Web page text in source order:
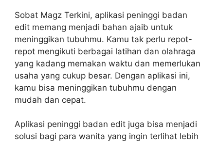
Sobat Magz Terkini, aplikasi peninggi badan
edit memang menjadi bahan ajaib untuk
meninggikan tubuhmu. Kamu tak perlu repot-
repot mengikuti berbagai latihan dan olahraga
yang kadang memakan waktu dan memerlukan
usaha yang cukup besar. Dengan aplikasi ini,
kamu bisa meninggikan tubuhmu dengan
mudah dan cepat.
Aplikasi peninggi badan edit juga bisa menjadi
solusi bagi para wanita yang ingin terlihat lebih